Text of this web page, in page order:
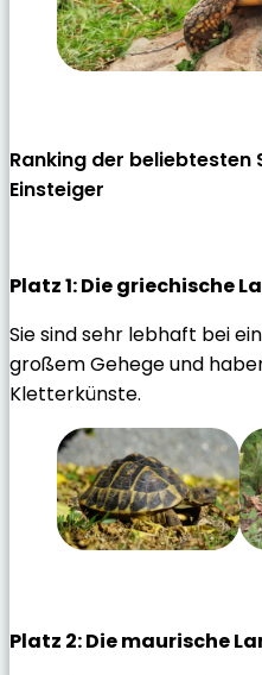
Ranking der
Einsteiger
Platz 1: Die griechische
Sie sind sehr lebhaft bei
großem Gehege und
Kletterkünste.
Platz 2: Die maurische